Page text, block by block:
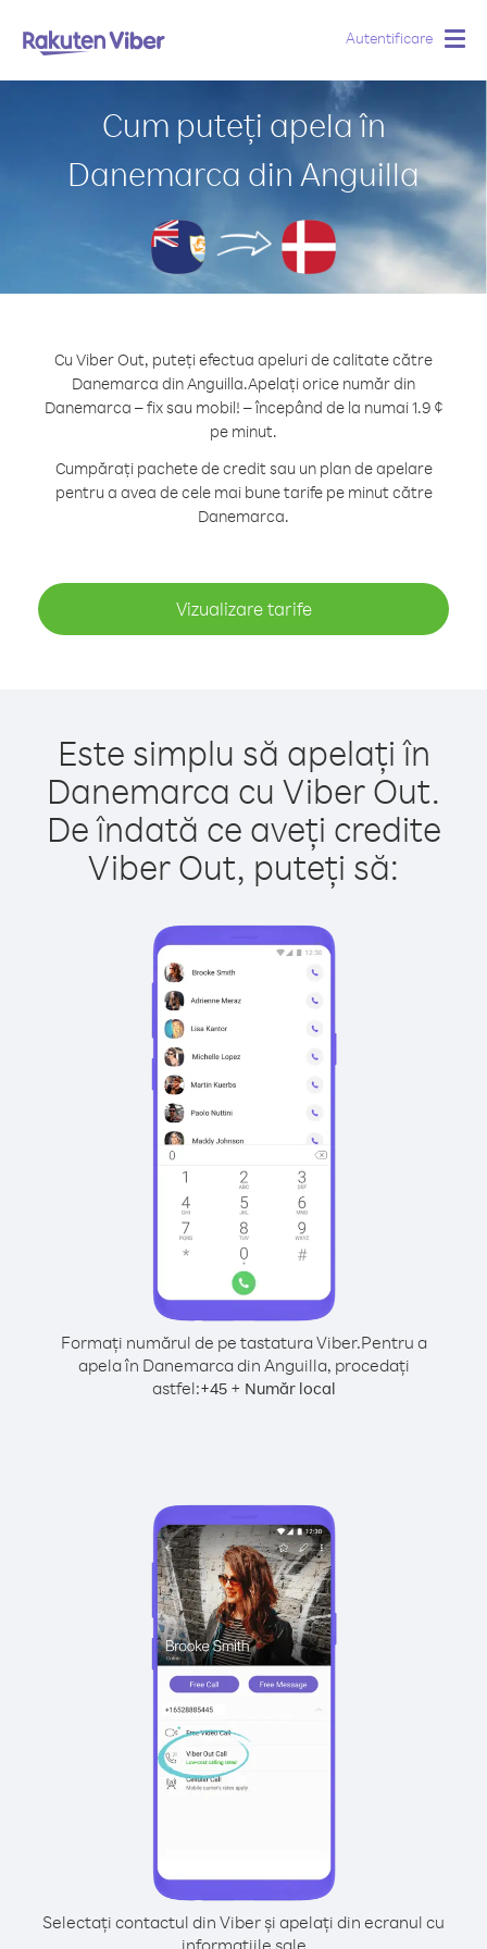
Autentificare
Cum puteți apela în
Danemarca din Anguilla
Cu Viber Out, puteți efectua apeluri de calitate către
Danemarca din Anguilla.Apelați orice număr din
Danemarca – fix sau mobil! – începând de la numai 1.9 ¢
pe minut.
Cumpărați pachete de credit sau un plan de apelare
pentru a avea de cele mai bune tarife pe minut către
Danemarca.
Vizualizare tarife
Este simplu să apelați în
Danemarca cu Viber Out.
De îndată ce aveți credite
Viber Out, puteți să:
Formați numărul de pe tastatura Viber.Pentru a
apela în Danemarca din Anguilla, procedați
astfel:+45+ Număr local
Selectați contactul din Viber și apelați din ecranul cu
informațiile sale